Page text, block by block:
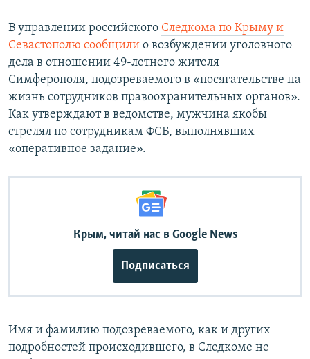
В управлении российского Следкома по Крыму и
Севастополю сообщили о возбуждении уголовного
дела в отношении 49-летнего жителя
Симферополя, подозреваемого в «посягательстве на
жизнь сотрудников правоохранительных органов».
Как утверждают в ведомстве, мужчина якобы
стрелял по сотрудникам ФСБ, выполнявших
«оперативное задание».
Крым, читай нас в Google News
Подписаться
Имя и фамилию подозреваемого, как и других
подробностей происходившего, в Следкоме не